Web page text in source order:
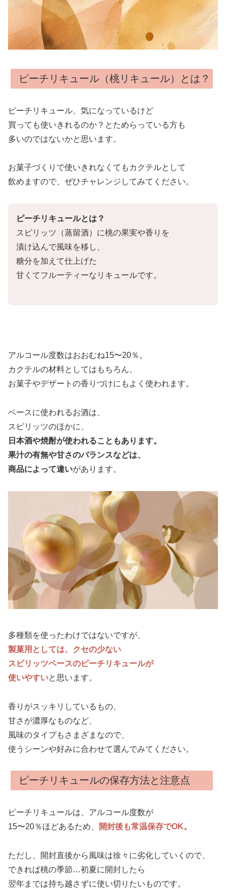
ピーチリキュール（桃リキュール）とは？
ピーチリキュール、気になっているけど
買っても使いきれるのか？とためらっている方も
多いのではないかと思います。
お菓子づくりで使いきれなくてもカクテルとして
飲めますので、ぜひチャレンジしてみてください。
ピーチリキュールとは？
スピリッツ（蒸留酒）に桃の果実や香りを
漬け込んで風味を移し、
糖分を加えて仕上げた
甘くてフルーティーなリキュールです。
アルコール度数はおおむね15〜20％。
カクテルの材料としてはもちろん、
お菓子やデザートの香りづけにもよく使われます。
ベースに使われるお酒は、
スピリッツのほかに、
日本酒や焼酎が使われることもあります。
果汁の有無や甘さのバランスなどは、
商品によって違いがあります。
多種類を使ったわけではないですが、
製菓用としては、クセの少ない
スピリッツベースのピーチリキュールが
使いやすいと思います。
香りがスッキリしているもの、
甘さが濃厚なものなど、
風味のタイプもさまざまなので、
使うシーンや好みに合わせて選んでみてください。
ピーチリキュールの保存方法と注意点
ピーチリキュールは、アルコール度数が
15〜20％ほどあるため、
開封後も常温保存でOK。
ただし、開封直後から風味は徐々に劣化していくので、
できれば桃の季節…初夏に開封したら
翌年までは持ち越さずに使い切りたいものです。